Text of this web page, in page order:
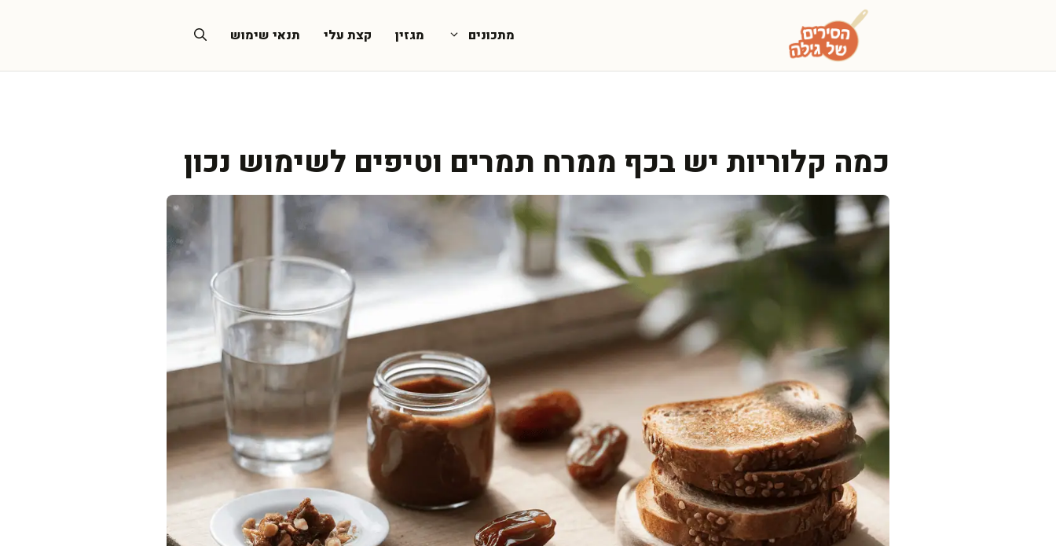
מתכונים מגזין קצת עלי תנאי שימוש
כמה קלוריות יש בכף ממרח תמרים וטיפים לשימוש נכון